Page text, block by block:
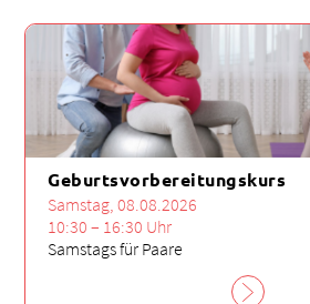
Geburtsvorbereitungskurs
Samstag, 08.08.2026
10:30 – 16:30 Uhr
Samstags für Paare